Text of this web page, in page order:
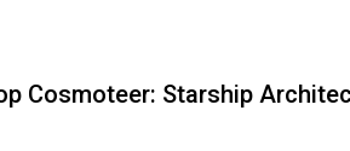
Cosmoteer: Starship